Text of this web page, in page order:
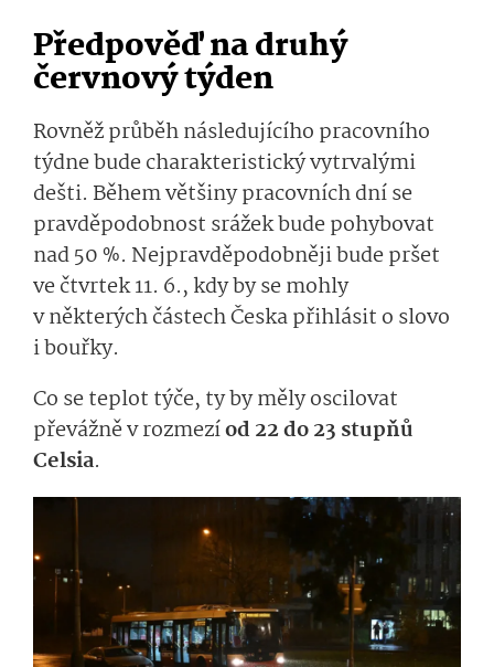
Předpověď na druhý
červnový týden
Rovněž průběh následujícího pracovního
týdne bude charakteristický vytrvalými
dešti. Během většiny pracovních dní se
pravděpodobnost srážek bude pohybovat
nad 50 %. Nejpravděpodobněji bude pršet
ve čtvrtek 11. 6., kdy by se mohly
v některých částech Česka přihlásit o slovo
i bouřky.
Co se teplot týče, ty by měly oscilovat
převážně v rozmezíod 22 do 23 stupňů
Celsia.